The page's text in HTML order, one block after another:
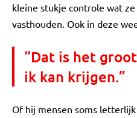
kleine stukje controle wat
vasthouden. Ook in deze
“Dat is het
ik kan krijgen.”
Of hij mensen soms